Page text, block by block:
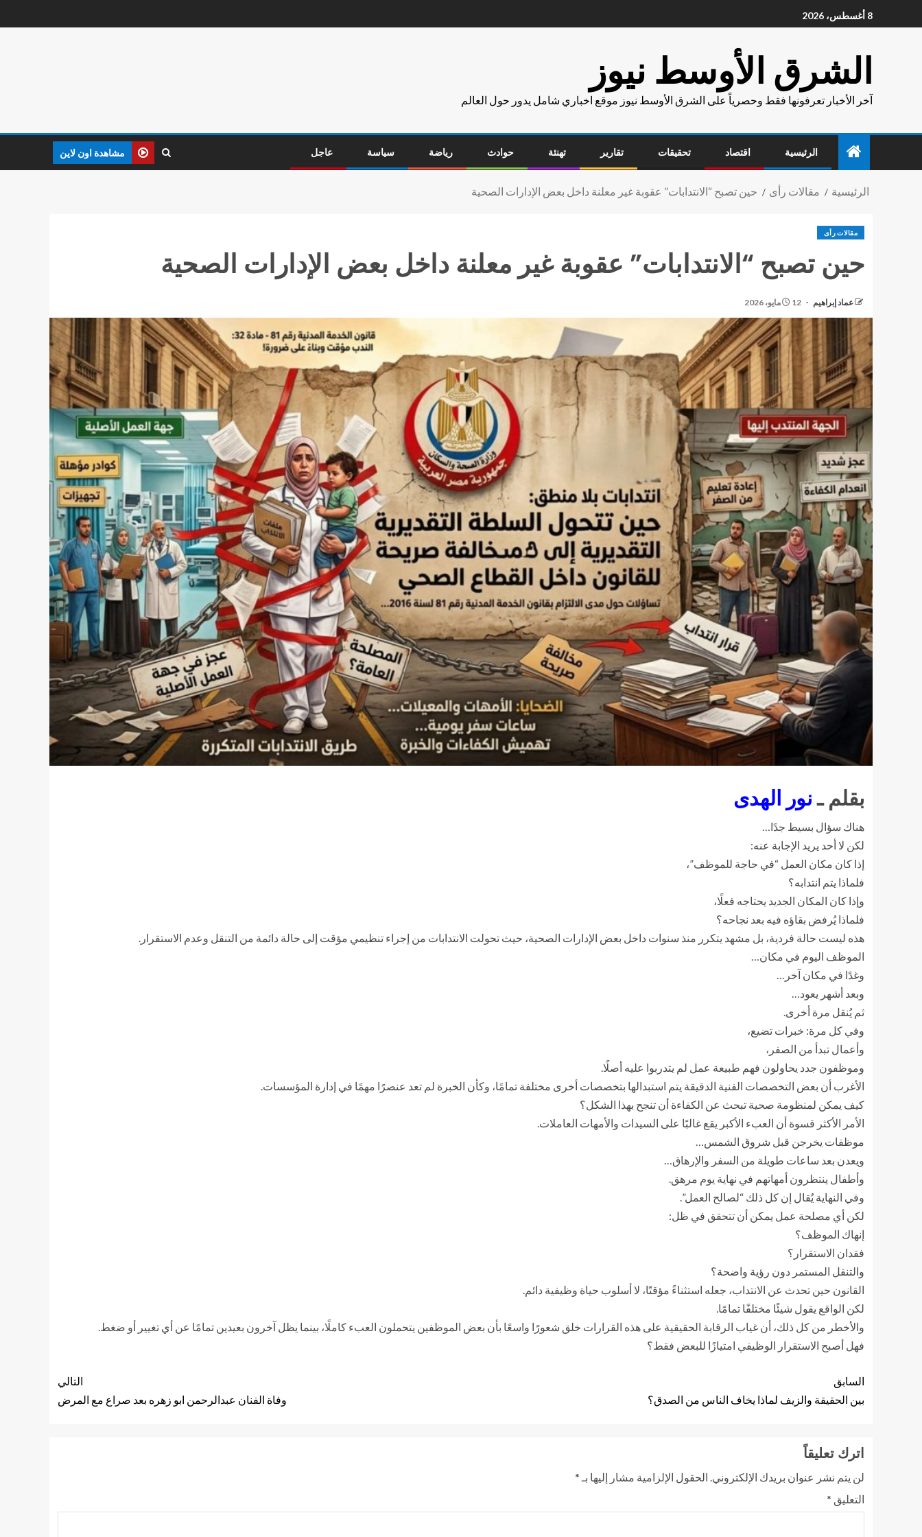
8 أغسطس، 2026
الشرق الأوسط نيوز
آخر الأخبار تعرفونها فقط وحصرياً على الشرق الأوسط نيوز موقع اخباري شامل يدور حول العالم
الرئيسية اقتصاد تحقيقات تقارير تهنئة حوادث رياضة سياسة عاجل مشاهدة اون لاين
الرئيسية مقالات رأى حين تصبح “الانتدابات” عقوبة غير معلنة داخل بعض الإدارات الصحية
مقالات رأى
حين تصبح “الانتدابات” عقوبة غير معلنة داخل بعض الإدارات الصحية
عماد إبراهيم 12 مايو، 2026
بقلم ـنور الهدى
هناك سؤال بسيط جدًا…
لكن لا أحد يريد الإجابة عنه:
إذا كان مكان العمل “في حاجة للموظف”،
فلماذا يتم انتدابه؟
وإذا كان المكان الجديد يحتاجه فعلًا،
فلماذا يُرفض بقاؤه فيه بعد نجاحه؟
هذه ليست حالة فردية، بل مشهد يتكرر منذ سنوات داخل بعض الإدارات الصحية، حيث تحولت الانتدابات من إجراء تنظيمي مؤقت إلى حالة دائمة من التنقل وعدم الاستقرار.
الموظف اليوم في مكان…
وغدًا في مكان آخر…
وبعد أشهر يعود…
ثم يُنقل مرة أخرى.
وفي كل مرة: خبرات تضيع،
وأعمال تبدأ من الصفر،
وموظفون جدد يحاولون فهم طبيعة عمل لم يتدربوا عليه أصلًا.
الأغرب أن بعض التخصصات الفنية الدقيقة يتم استبدالها بتخصصات أخرى مختلفة تمامًا، وكأن الخبرة لم تعد عنصرًا مهمًا في إدارة المؤسسات.
كيف يمكن لمنظومة صحية تبحث عن الكفاءة أن تنجح بهذا الشكل؟
الأمر الأكثر قسوة أن العبء الأكبر يقع غالبًا على السيدات والأمهات العاملات.
موظفات يخرجن قبل شروق الشمس…
ويعدن بعد ساعات طويلة من السفر والإرهاق…
وأطفال ينتظرون أمهاتهم في نهاية يوم مرهق.
وفي النهاية يُقال إن كل ذلك “لصالح العمل”.
لكن أي مصلحة عمل يمكن أن تتحقق في ظل:
إنهاك الموظف؟
فقدان الاستقرار؟
والتنقل المستمر دون رؤية واضحة؟
القانون حين تحدث عن الانتداب، جعله استثناءً مؤقتًا، لا أسلوب حياة وظيفية دائم.
لكن الواقع يقول شيئًا مختلفًا تمامًا.
والأخطر من كل ذلك، أن غياب الرقابة الحقيقية على هذه القرارات خلق شعورًا واسعًا بأن بعض الموظفين يتحملون العبء كاملًا، بينما يظل آخرون بعيدين تمامًا عن أي تغيير أو ضغط.
فهل أصبح الاستقرار الوظيفي امتيازًا للبعض فقط؟
السابق
بين الحقيقة والزيف لماذا يخاف الناس من الصدق؟
التالي
وفاة الفنان عبدالرحمن ابو زهره بعد صراع مع المرض
اترك تعليقاً
لن يتم نشر عنوان بريدك الإلكتروني. الحقول الإلزامية مشار إليها بـ *
التعليق *